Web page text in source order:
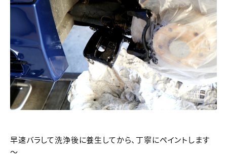
早速バラして洗浄後に養生してから、丁寧にペイントします
～